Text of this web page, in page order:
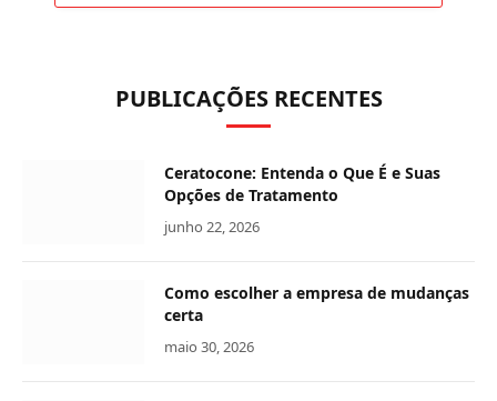
PUBLICAÇÕES RECENTES
Ceratocone: Entenda o Que É e Suas
Opções de Tratamento
junho 22, 2026
Como escolher a empresa de mudanças
certa
maio 30, 2026